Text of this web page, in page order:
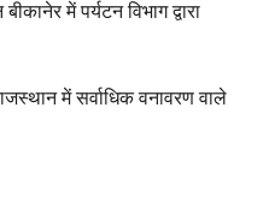
में पर्यटन विभाग द्वारा
में सर्वाधिक वनावरण वाले